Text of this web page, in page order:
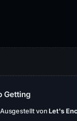
Getting
Ausgestellt vonLet's